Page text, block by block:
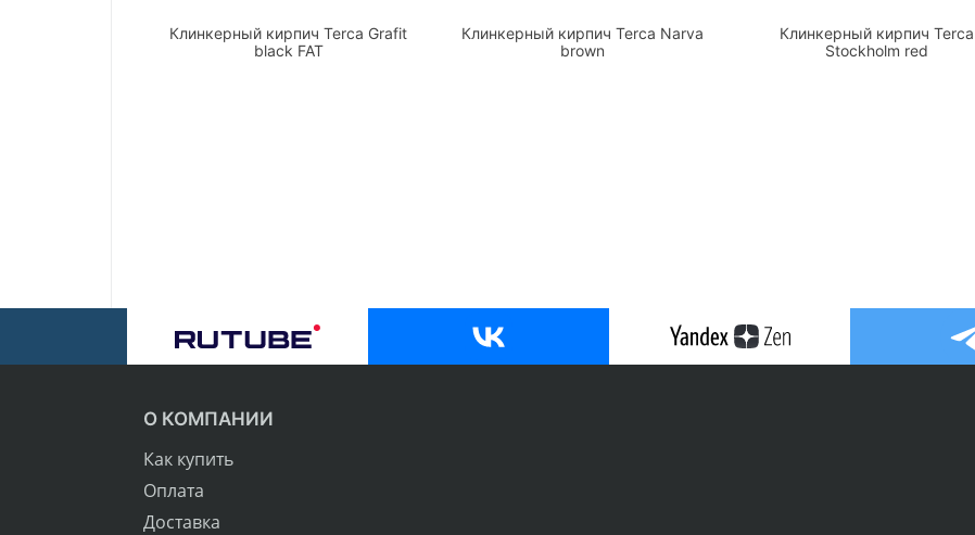
Клинкерный кирпич Terca Grafit
black FAT
Клинкерный кирпич Terca Narva
brown
Клинкерный кирпич Terca
Stockholm red
О КОМПАНИИ
Как купить
Оплата
Доставка